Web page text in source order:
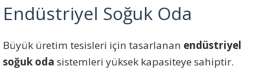
Endüstriyel Soğuk Oda
Büyük üretim tesisleri için tasarlanan endüstriyel
soğuk oda sistemleri yüksek kapasiteye sahiptir.